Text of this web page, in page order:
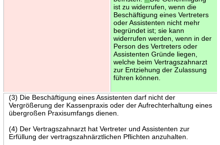
ist zu widerrufen, wenn die
Beschäftigung eines Vertreters
oder Assistenten nicht mehr
begründet ist; sie kann
widerrufen werden, wenn in der
Person des Vertreters oder
Assistenten Gründe liegen,
welche beim Vertragszahnarzt
zur Entziehung der Zulassung
führen können.
(3) Die Beschäftigung eines Assistenten darf nicht der
Vergrößerung der Kassenpraxis oder der Aufrechterhaltung eines
übergroßen Praxisumfangs dienen.
(4) Der Vertragszahnarzt hat Vertreter und Assistenten zur
Erfüllung der vertragszahnärztlichen Pflichten anzuhalten.